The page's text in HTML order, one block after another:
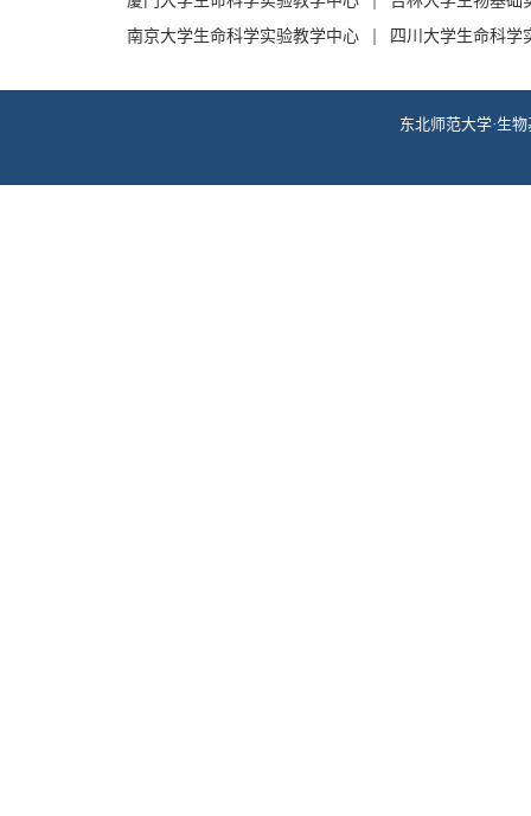
南京大学生命科学实验教学中心
四川大学生命科学
东北师范大学·生